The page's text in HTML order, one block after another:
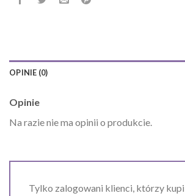
OPINIE (0)
Opinie
Na razie nie ma opinii o produkcie.
Tylko zalogowani klienci, którzy